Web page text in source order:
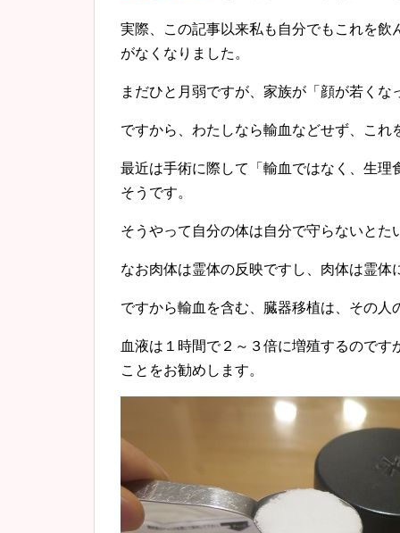
実際、この記事以来私も自分でもこれを
がなくなりました。
まだひと月弱ですが、家族が「顔が若くな
ですから、わたしなら輸血などせず、これ
最近は手術に際して「輸血ではなく、生
そうです。
そうやって自分の体は自分で守らないとた
なお肉体は霊体の反映ですし、肉体は霊体
ですから輸血を含む、臓器移植は、その
血液は１時間で２～３倍に増殖するのです
ことをお勧めします。